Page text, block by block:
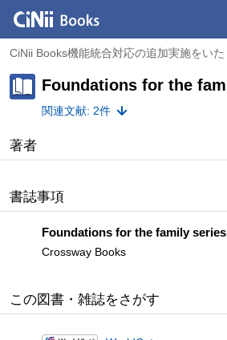
CiNii Books機能統合対応の追加実施をいた
Foundations for the
関連文献: 2件
著者
書誌事項
Foundations for the family series
Crossway Books
この図書・雑誌をさがす